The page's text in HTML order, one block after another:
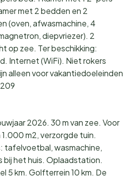
met 2 bedden en 2
(oven, afwasmachine, 4
diepvriezer). 2
op zee. Ter beschikking:
Internet (WiFi). Niet rokers
alleen voor vakantiedoeleinden
2026. 30 m van zee. Voor
m2, verzorgde tuin.
tafelvoetbal, wasmachine,
bij het huis. Oplaadstation.
5 km. Golfterrein 10 km. De